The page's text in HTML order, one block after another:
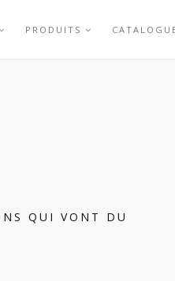
PRODUITS
QUI VONT DU